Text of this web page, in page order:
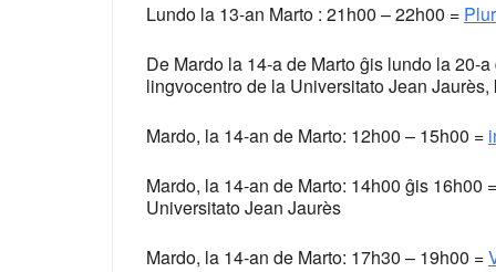
Lundo la 13-an Marto : 21h00 – 22h00 =
De Mardo la 14-a de Marto ĝis lundo la 20-a
lingvocentro de la Universitato Jean
Mardo, la 14-an de Marto: 12h00 – 15h00 =
Mardo, la 14-an de Marto: 14h00 ĝis 16h00 =
Universitato Jean Jaurès
Mardo, la 14-an de Marto: 17h30 – 19h00 =